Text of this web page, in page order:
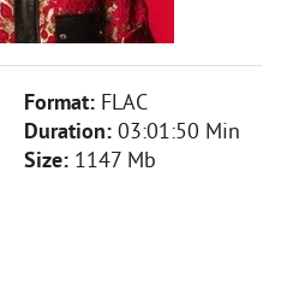
Format: FLAC
Duration: 03:01:50 Min
Size: 1147 Mb